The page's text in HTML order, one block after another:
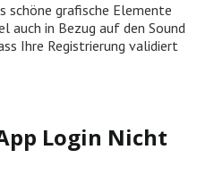
schöne grafische Elemente
auch in Bezug auf den Sound
Ihre Registrierung validiert
Login Nicht